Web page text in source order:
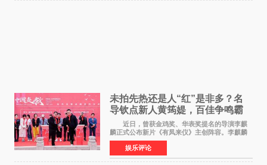
未拍先热还是人“红”是非多？名
导钦点新人黄筠媞，百佳争鸣霸
气回应
近日，曾获金鸡奖、华表奖提名的导演李麒
麟正式公布新片《有凤来仪》主创阵容。李麒麟
早年凭电影《华容道》获得金鸡奖、华表奖提
名，此后长期参与国内外电影制作，其担任制片
人参与的作品亦曾
娱乐评论